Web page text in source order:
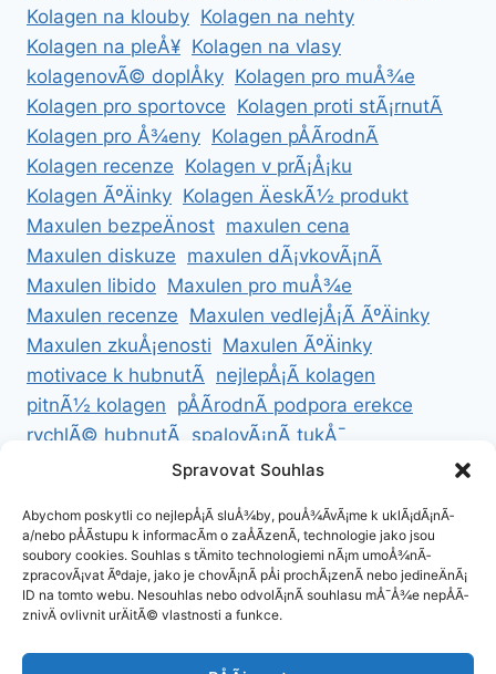
Kolagen na klouby Kolagen na nehty
Kolagen na pleÅ¥ Kolagen na vlasy
kolagenovÃ© doplÅky Kolagen pro muÅ¾e
Kolagen pro sportovce Kolagen proti stÃ¡rnutÃ­
Kolagen pro Å¾eny Kolagen pÅÃ­rodnÃ­
Kolagen recenze Kolagen v prÃ¡Å¡ku
Kolagen ÃºÄinky Kolagen ÄeskÃ½ produkt
Maxulen bezpeÄnost maxulen cena
Maxulen diskuze maxulen dÃ¡vkovÃ¡nÃ­
Maxulen libido Maxulen pro muÅ¾e
Maxulen recenze Maxulen vedlejÅ¡Ã­ ÃºÄinky
Maxulen zkuÅ¡enosti Maxulen ÃºÄinky
motivace k hubnutÃ­ nejlepÅ¡Ã­ kolagen
pitnÃ½ kolagen pÅÃ­rodnÃ­ podpora erekce
rychlÃ© hubnutÃ­ spalovÃ¡nÃ­ tukÅ¯
ZdravÃ© hubnutÃ­ ZdravÃ© recepty na hubnutÃ­
ZÃ¡sady cookies (EU)
Spravovat Souhlas
Abychom poskytli co nejlepÅ¡Ã­ sluÅ¾by, pouÅ¾Ã­vÃ¡me k uklÃ¡dÃ¡nÃ­
a/nebo pÅÃ­stupu k informacÃ­m o zaÅÃ­zenÃ­, technologie jako jsou
soubory cookies. Souhlas s tÄmito technologiemi nÃ¡m umoÅ¾nÃ­
zpracovÃ¡vat Ãºdaje, jako je chovÃ¡nÃ­ pÅi prochÃ¡zenÃ­ nebo jedineÄnÃ¡
ID na tomto webu. Nesouhlas nebo odvolÃ¡nÃ­ souhlasu mÅ¯Å¾e nepÅÃ­
znivÄ ovlivnit urÄitÃ© vlastnosti a funkce.